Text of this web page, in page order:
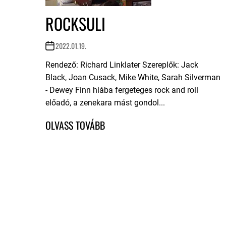
ROCKSULI
2022.01.19.
Rendező: Richard Linklater Szereplők: Jack
Black, Joan Cusack, Mike White, Sarah Silverman
- Dewey Finn hiába fergeteges rock and roll
előadó, a zenekara mást gondol...